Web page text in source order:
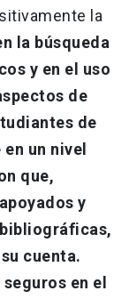
la
la búsqueda
y en el uso
de
de
un nivel
que,
y
cuenta.
en el